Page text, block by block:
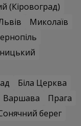
(Кіровоград)
Миколаїв
Біла Церква
Варшава
Прага
берег